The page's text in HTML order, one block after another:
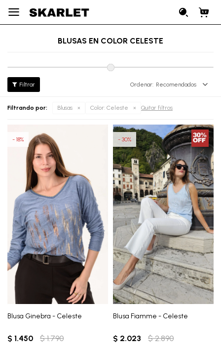

BLUSAS EN COLOR CELESTE
Recomendados
Filtrando por: Blusas Color: Celeste Quitar filtros
Blusa Ginebra - Celeste
$ 1.450 $ 1.790
18
Blusa Fiamme - Celeste
$ 2.023 $ 2.890
30